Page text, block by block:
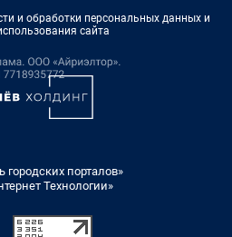
и обработки персональных данных и
сайта
порталов»
Технологии»